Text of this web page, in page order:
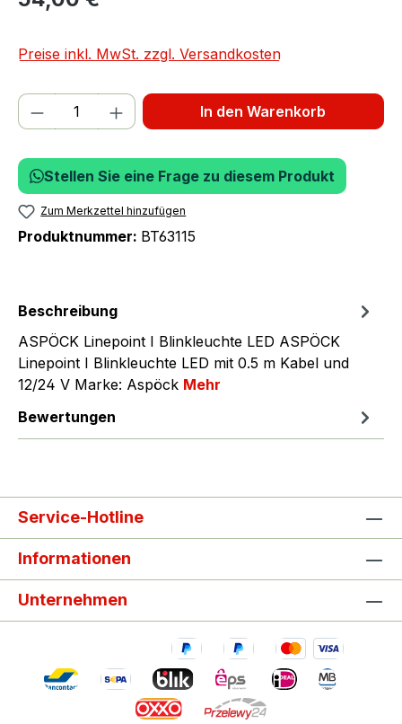
Preise inkl. MwSt. zzgl. Versandkosten
Produkt Anzahl: Gib den gewünschten
In den Warenkorb
Stellen Sie eine Frage zu diesem Produkt
Zum Merkzettel hinzufügen
Produktnummer: BT63115
Beschreibung
ASPÖCK Linepoint I Blinkleuchte LED ASPÖCK
Linepoint I Blinkleuchte LED mit 0.5 m Kabel und
12/24 V Marke: Aspöck Mehr
Bewertungen
Service-Hotline
Informationen
Unternehmen